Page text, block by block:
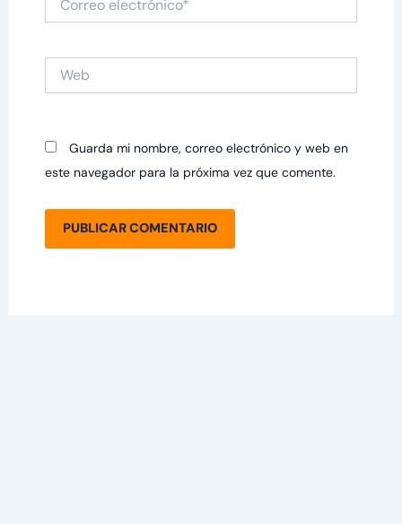
electrónico*
Guarda mi nombre, correo electrónico y web en
este navegador para la próxima vez que comente.